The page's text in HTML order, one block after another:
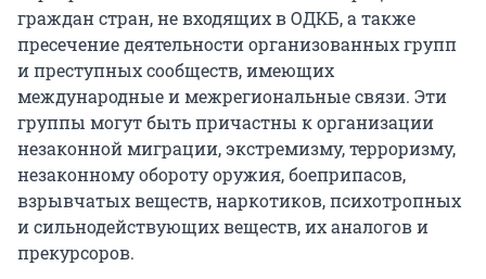
граждан стран, не входящих в ОДКБ, а также
пресечение деятельности организованных групп
и преступных сообществ, имеющих
международные и межрегиональные связи. Эти
группы могут быть причастны к организации
незаконной миграции, экстремизму, терроризму,
незаконному обороту оружия, боеприпасов,
взрывчатых веществ, наркотиков, психотропных
и сильнодействующих веществ, их аналогов и
прекурсоров.